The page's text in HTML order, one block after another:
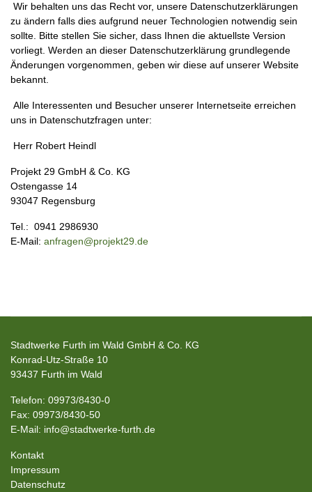
Wir behalten uns das Recht vor, unsere Datenschutzerklärungen
zu ändern falls dies aufgrund neuer Technologien notwendig sein
sollte. Bitte stellen Sie sicher, dass Ihnen die aktuellste Version
vorliegt. Werden an dieser Datenschutzerklärung grundlegende
Änderungen vorgenommen, geben wir diese auf unserer Website
bekannt.
Alle Interessenten und Besucher unserer Internetseite erreichen
uns in Datenschutzfragen unter:
Herr Robert Heindl
Projekt 29 GmbH & Co. KG
Ostengasse 14
93047 Regensburg
Tel.: 0941 2986930
E-Mail: anfragen@projekt29.de
Stadtwerke Furth im Wald GmbH & Co. KG
Konrad-Utz-Straße 10
93437 Furth im Wald
Telefon: 09973/8430-0
Fax: 09973/8430-50
E-Mail: info@stadtwerke-furth.de
Kontakt
Impressum
Datenschutz